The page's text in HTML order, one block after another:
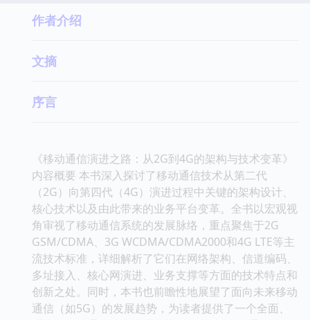
作者介绍
文摘
序言
《移动通信演进之路：从2G到4G的架构与技术变革》
内容概要 本书深入探讨了移动通信技术从第二代
（2G）向第四代（4G）演进过程中关键的架构设计、
核心技术以及由此带来的业务平台变革。全书以宏观视
角审视了移动通信系统的发展脉络，重点聚焦于2G
GSM/CDMA、3G WCDMA/CDMA2000和4G LTE等主
流技术标准，详细解析了它们在网络架构、信道编码、
多址接入、核心网演进、业务支撑等方面的技术特点和
创新之处。同时，本书也前瞻性地展望了面向未来移动
通信（如5G）的发展趋势，为读者提供了一个全面、